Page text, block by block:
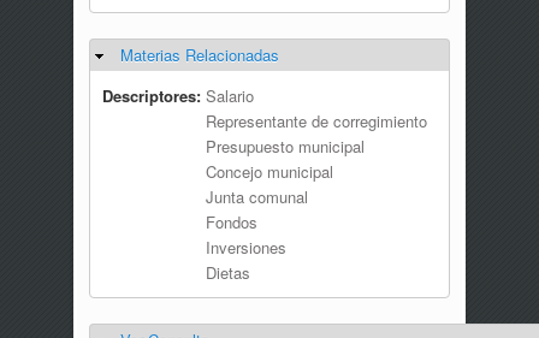
Ocultar
Materias Relacionadas
Descriptores: Salario
Representante de corregimiento
Presupuesto municipal
Concejo municipal
Junta comunal
Fondos
Inversiones
Dietas